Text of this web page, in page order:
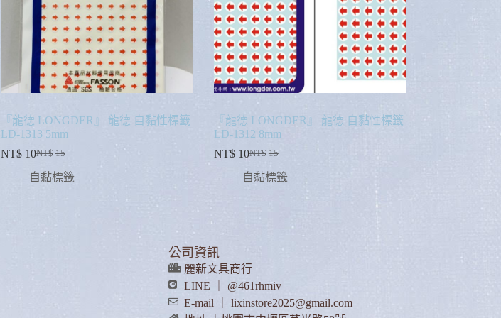
『龍德 LONGDER』 龍德 自黏性標籤
LD-1313 5mm
NT$ 15
NT$ 10
自黏標籤
『龍德 LONGDER』 龍德 自黏性標籤
LD-1312 8mm
NT$ 15
NT$ 10
自黏標籤
公司資訊
麗新文具商行
LINE ｜ @461rhmiv
E-mail ｜ lixinstore2025@gmail.com